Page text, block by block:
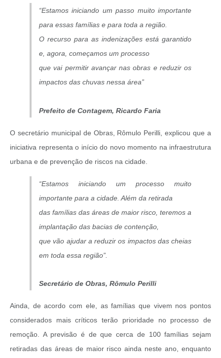
“Estamos iniciando um passo muito importante
para essas famílias e para toda a região.
O recurso para as indenizações está garantido
e, agora, começamos um processo
que vai permitir avançar nas obras e reduzir os
impactos das chuvas nessa área”
Prefeito de Contagem, Ricardo Faria
O secretário municipal de Obras, Rômulo Perilli, explicou que a
iniciativa representa o início do novo momento na infraestrutura
urbana e de prevenção de riscos na cidade.
“Estamos iniciando um processo muito
importante para a cidade. Além da retirada
das famílias das áreas de maior risco, teremos a
implantação das bacias de contenção,
que vão ajudar a reduzir os impactos das cheias
em toda essa região”.
Secretário de Obras, Rômulo Perilli
Ainda, de acordo com ele, as famílias que vivem nos pontos
considerados mais críticos terão prioridade no processo de
remoção. A previsão é de que cerca de 100 famílias sejam
retiradas das áreas de maior risco ainda neste ano, enquanto